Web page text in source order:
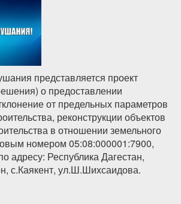
представляется проект
о предоставлении
от предельных параметров
реконструкции объектов
в отношении земельного
номером 05:08:000001:7900,
адресу: Республика Дагестан,
с.Каякент, ул.Ш.Шихсаидова.